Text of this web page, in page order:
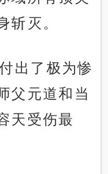
斩灭。
出了极为惨
父元道和当
天受伤最